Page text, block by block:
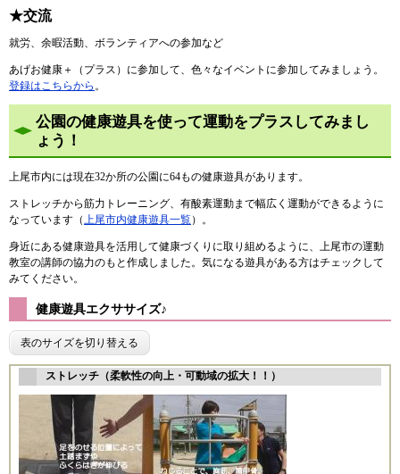
★交流
就労、余暇活動、ボランティアへの参加など
あげお健康＋（プラス）に参加して、色々なイベントに参加してみましょう。
登録はこちらから 。
公園の健康遊具を使って運動をプラスしてみまし
ょう！
上尾市内には現在32か所の公園に64もの健康遊具があります。
ストレッチから筋力トレーニング、有酸素運動まで幅広く運動ができるように
なっています（上尾市内健康遊具一覧）。
身近にある健康遊具を活用して健康づくりに取り組めるように、上尾市の運動
教室の講師の協力のもと作成しました。気になる遊具がある方はチェックして
みてください。
健康遊具エクササイズ♪
表のサイズを切り替える
ストレッチ（柔軟性の向上・可動域の拡大！！）